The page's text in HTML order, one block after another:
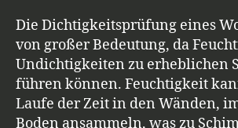
Die Dichtigkeitsprüfung eines
von großer Bedeutung, da
Undichtigkeiten zu erheblichen
führen können. Feuchtigkeit
Laufe der Zeit in den Wänden,
Boden ansammeln, was zu